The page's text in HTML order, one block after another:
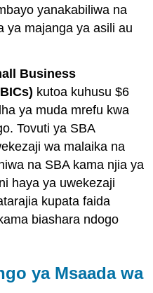
yanakabiliwa na
ya majanga ya asili au
Business
kutoa kuhusu $6
ya muda mrefu kwa
Tovuti ya SBA
wa malaika na
na SBA kama njia ya
haya ya uwekezaji
kupata faida
biashara ndogo
ya Msaada wa